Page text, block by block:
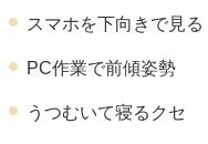
スマホを下向きで見る
PC作業で前傾姿勢
うつむいて寝るクセ